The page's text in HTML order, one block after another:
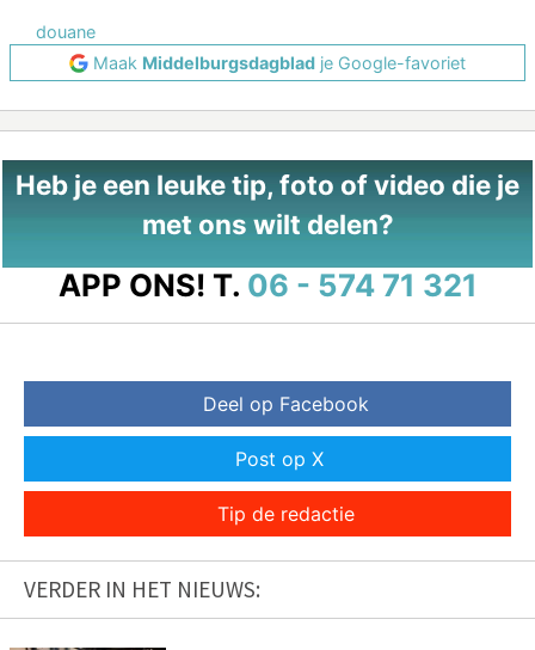
douane
Maak Middelburgsdagblad je Google-favoriet
Heb je een leuke tip, foto of video die je
met ons wilt delen?
APP ONS! T. 06 - 574 71 321
Deel op Facebook
Post op X
Tip de redactie
VERDER IN HET NIEUWS: